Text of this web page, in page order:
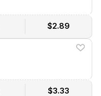
$2.89
$3.33